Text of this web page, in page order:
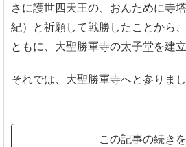
さに護世四天王の、おんために寺
紀）と祈願して戦勝したことから
ともに、大聖勝軍寺の太子堂を建立
それでは、大聖勝軍寺へと参りまし
この記事の続き